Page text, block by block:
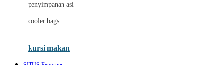
Leclerc
penyimpanan asi
cooler bags
kursi makan